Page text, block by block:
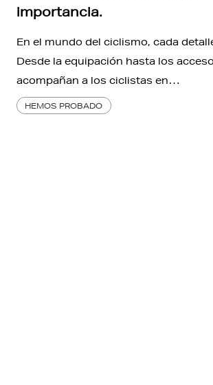
importancia.
En el mundo del ciclismo, cada
Desde la equipación hasta los
acompañan a los ciclistas en…
HEMOS PROBADO